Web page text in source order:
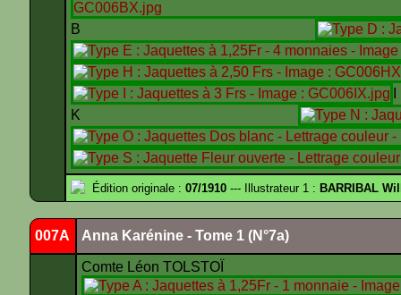
B
K
Édition originale : 07/1910 --- Illustrateur 1 : BARRIBAL
007A Anna Karénine - Tome 1 (N°7a)
Comte Léon TOLSTOÏ